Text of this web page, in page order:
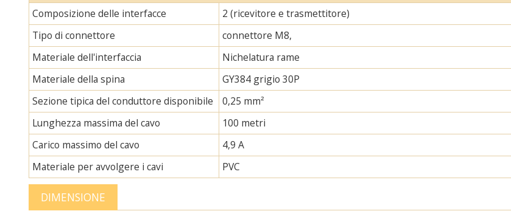
Composizione delle interfacce
2 (ricevitore e trasmettitore)
Tipo di connettore
connettore M8,
Materiale dell'interfaccia
Nichelatura rame
Materiale della spina
GY384 grigio 30P
Sezione tipica del conduttore disponibile
0,25 mm²
Lunghezza massima del cavo
100 metri
Carico massimo del cavo
4,9 A
Materiale per avvolgere i cavi
PVC
DIMENSIONE